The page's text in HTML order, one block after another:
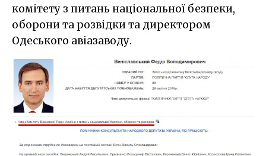
комітету з питань національної безпеки,
оборони та розвідки та директором
Одеського авіазаводу.